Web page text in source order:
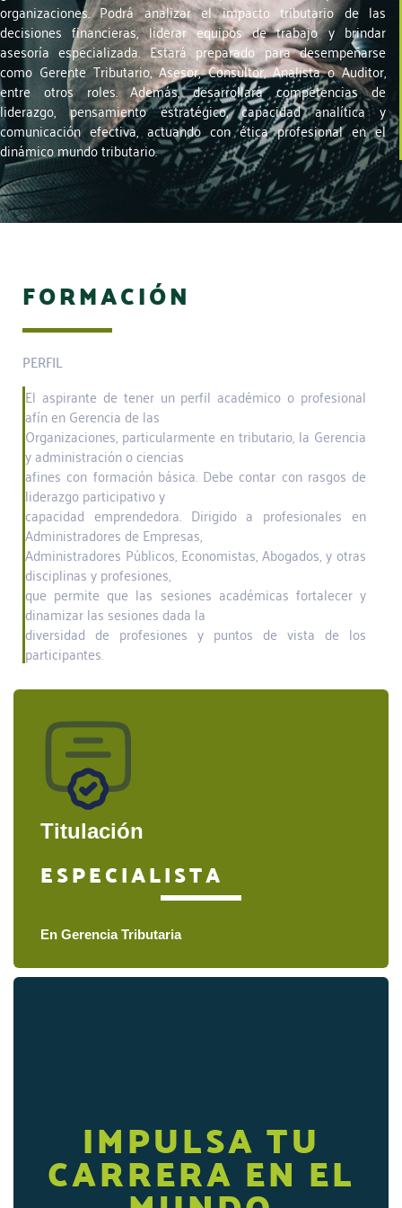
organizaciones. Podrá analizar el impacto tributario de las
decisiones financieras, liderar equipos de trabajo y brindar
asesoría especializada. Estará preparado para desempeñarse
como Gerente Tributario, Asesor, Consultor, Analista o Auditor,
entre otros roles. Además, desarrollará competencias de
liderazgo, pensamiento estratégico, capacidad analítica y
comunicación efectiva, actuando con ética profesional en el
dinámico mundo tributario.
FORMACIÓN
PERFIL
El aspirante de tener un perfil académico o profesional
afín en Gerencia de las
Organizaciones, particularmente en tributario, la Gerencia
y administración o ciencias
afines con formación básica. Debe contar con rasgos de
liderazgo participativo y
capacidad emprendedora. Dirigido a profesionales en
Administradores de Empresas,
Administradores Públicos, Economistas, Abogados, y otras
disciplinas y profesiones,
que permite que las sesiones académicas fortalecer y
dinamizar las sesiones dada la
diversidad de profesiones y puntos de vista de los
participantes.
Titulación
ESPECIALISTA
En Gerencia Tributaria
IMPULSA TU
CARRERA EN EL